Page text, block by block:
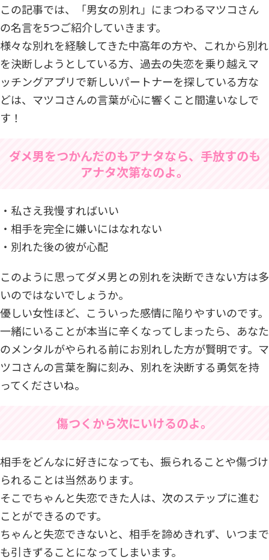
この記事では、「男女の別れ」にまつわるマツコさん
の名言を5つご紹介していきます。
様々な別れを経験してきた中高年の方や、これから別れ
を決断しようとしている方、過去の失恋を乗り越えマ
ッチングアプリで新しいパートナーを探している方な
どは、マツコさんの言葉が心に響くこと間違いなしで
す！
ダメ男をつかんだのもアナタなら、手放すのも
アナタ次第なのよ。
・私さえ我慢すればいい
・相手を完全に嫌いにはなれない
・別れた後の彼が心配
このように思ってダメ男との別れを決断できない方は多
いのではないでしょうか。
優しい女性ほど、こういった感情に陥りやすいのです。
一緒にいることが本当に辛くなってしまったら、あなた
のメンタルがやられる前にお別れした方が賢明です。マ
ツコさんの言葉を胸に刻み、別れを決断する勇気を持
ってくださいね。
傷つくから次にいけるのよ。
相手をどんなに好きになっても、振られることや傷づけ
られることは当然あります。
そこでちゃんと失恋できた人は、次のステップに進む
ことができるのです。
ちゃんと失恋できないと、相手を諦めきれず、いつまで
も引きずることになってしまいます。